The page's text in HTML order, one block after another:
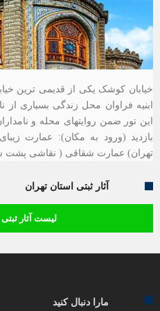
خیابان کوشک یکی از قدیمی ترین
ابنیه فراوان محل زندگی بسیاری
این تور ضمن روایتهای محله و
بازدید (ورود به مکان): عمارت
تهران) عمارت شقاقی ( نقاشی پشت
آثار ثبتی استان تهران
لیست آثار
مارا دنبال کنید